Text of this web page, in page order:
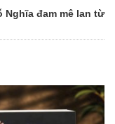
đam mê lan từ